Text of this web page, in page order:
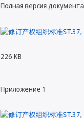
Полная версия документа
226 KB
Приложение 1